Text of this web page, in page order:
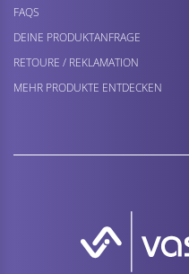
FAQS
DEINE PRODUKTANFRAGE
RETOURE / REKLAMATION
MEHR PRODUKTE ENTDECKEN